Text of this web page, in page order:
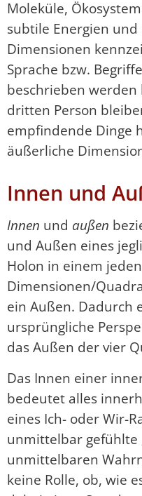
Moleküle,
subtile Energien und
Dimensionen
Sprache bzw.
beschrieben
dritten Person
empfindende Dinge
äußerliche
Innen und
Innen und außen
und Außen eines
Holon in einem
Dimensionen/
ein Außen. Dadurch
ursprüngliche
das Außen der vier
Das Innen einer
bedeutet alles
eines Ich- oder Wir-
unmittelbar gefühlte
unmittelbaren
keine Rolle, ob, wie